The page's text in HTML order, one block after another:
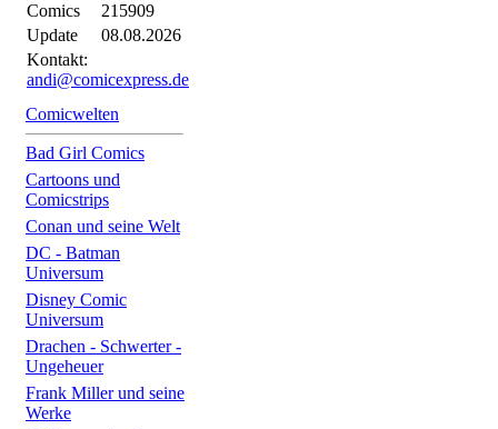
Comics
215909
Update
08.08.2026
Kontakt:
andi@comicexpress.de
Comicwelten
Bad Girl Comics
Cartoons und
Comicstrips
Conan und seine Welt
DC - Batman
Universum
Disney Comic
Universum
Drachen - Schwerter -
Ungeheuer
Frank Miller und seine
Werke